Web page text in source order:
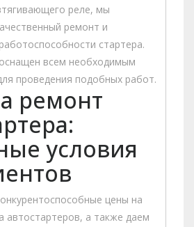
реле, мы
ремонт и
стартера.
всем необходимым
проведения подобных работ.
ремонт
условия
цены на
автостартеров, а также даем